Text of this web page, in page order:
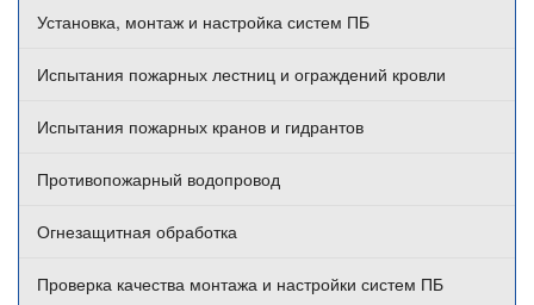
Установка, монтаж и настройка систем ПБ
Испытания пожарных лестниц и ограждений кровли
Испытания пожарных кранов и гидрантов
Противопожарный водопровод
Огнезащитная обработка
Проверка качества монтажа и настройки систем ПБ